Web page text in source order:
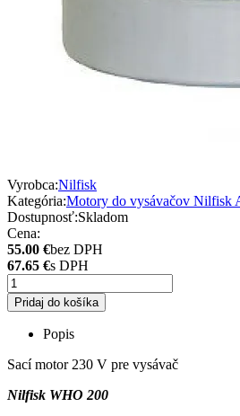
Vyrobca:Nilfisk
Kategória:Motory do vysávačov Nilfisk
Dostupnosť:Skladom
Cena:
55.00 €bez DPH
67.65 €s DPH
Pridaj do košíka
Popis
Sací motor 230 V pre vysávač
Nilfisk WHO 200